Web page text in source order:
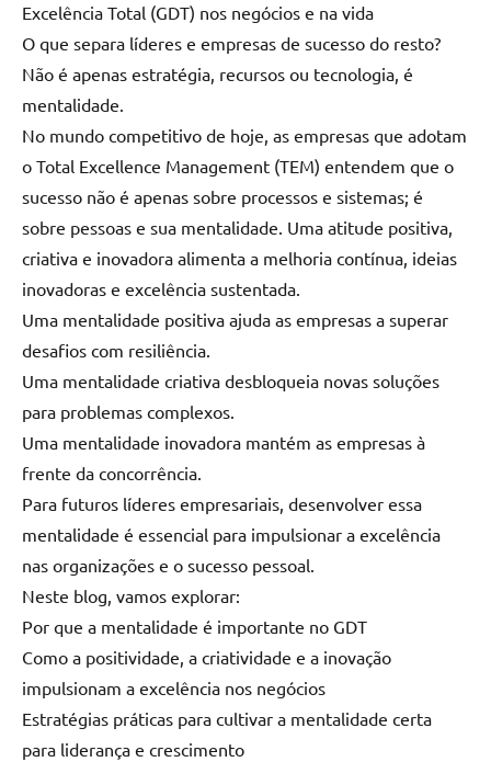
Excelência Total (GDT) nos negócios e na vida
O que separa líderes e empresas de sucesso do resto?
Não é apenas estratégia, recursos ou tecnologia, é
mentalidade.
No mundo competitivo de hoje, as empresas que adotam
o Total Excellence Management (TEM) entendem que o
sucesso não é apenas sobre processos e sistemas; é
sobre pessoas e sua mentalidade. Uma atitude positiva,
criativa e inovadora alimenta a melhoria contínua, ideias
inovadoras e excelência sustentada.
Uma mentalidade positiva ajuda as empresas a superar
desafios com resiliência.
Uma mentalidade criativa desbloqueia novas soluções
para problemas complexos.
Uma mentalidade inovadora mantém as empresas à
frente da concorrência.
Para futuros líderes empresariais, desenvolver essa
mentalidade é essencial para impulsionar a excelência
nas organizações e o sucesso pessoal.
Neste blog, vamos explorar:
Por que a mentalidade é importante no GDT
Como a positividade, a criatividade e a inovação
impulsionam a excelência nos negócios
Estratégias práticas para cultivar a mentalidade certa
para liderança e crescimento